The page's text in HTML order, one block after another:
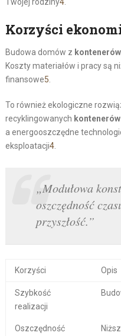
Korzyści
Budowa domów z kontenerów
Koszty materiałów i pracy są
finansowe5
To również ekologiczne
recyklingowanych kontenerów
a energooszczędne
eksploatacji4.
„Modułowa
oszczędność
przyszłość.”
Korzyści Opis
Szybkość
realizacji
Oszczędność